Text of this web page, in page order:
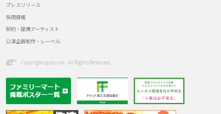
プレスリリース
採用情報
契約・提携アーティスト
公演企画制作・レーベル
Copyright eplus inc. All Rights Reserved.